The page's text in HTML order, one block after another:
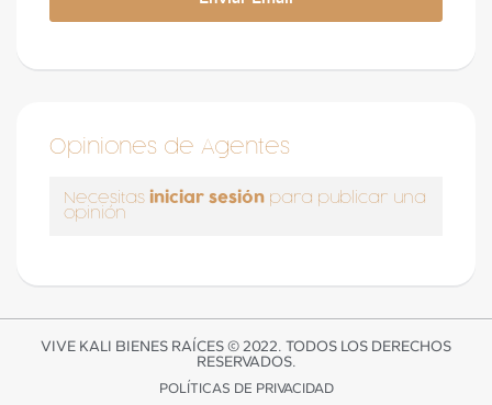
Opiniones de Agentes
Necesitas iniciar sesión para publicar una
opinión
VIVE KALI BIENES RAÍCES © 2022. TODOS LOS DERECHOS
RESERVADOS.
POLÍTICAS DE PRIVACIDAD